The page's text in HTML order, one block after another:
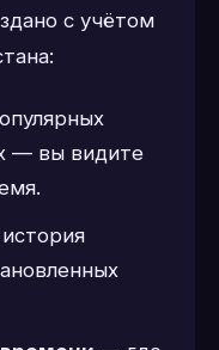
с учётом
— вы видите